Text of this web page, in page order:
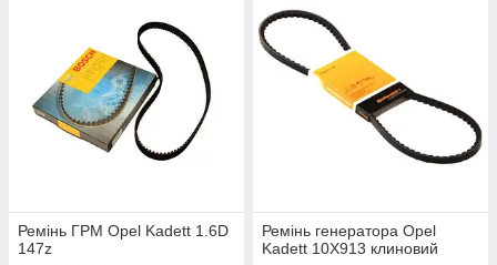
Ремінь ГРМ Opel Kadett 1.6D
147z
Ремінь генератора Opel
Kadett 10X913 клиновий